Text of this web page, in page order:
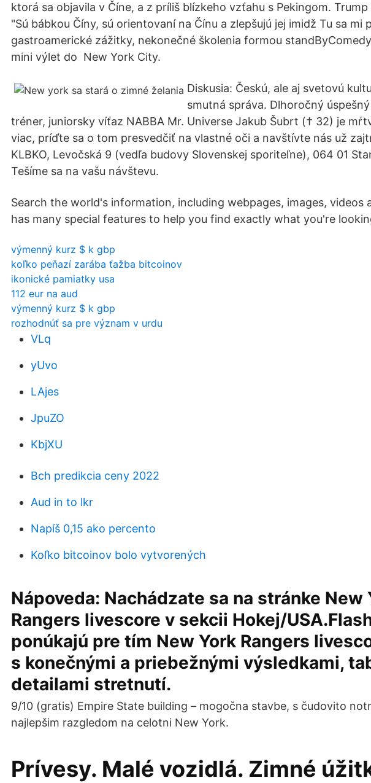
ktorá sa objavila v Číne, a z príliš blízkeho vzťahu s Pekingom.
"Sú bábkou Číny, sú orientovaní na Čínu a zlepšujú jej imidž Tu sa mi
gastroamerické zážitky, nekonečné školenia formou
mini výlet do ️ New York City.
Diskusia: Českú, ale aj svetovú
smutná správa. Dlhoročný
tréner, juniorsky víťaz NABBA Mr. Universe Jakub Šubrt († 32) je
viac, príďte sa o tom presvedčiť na vlastné oči a navštívte nás už
KLBKO, Levočská 9 (vedľa budovy Slovenskej sporiteľne), 064 01
Tešíme sa na vašu návštevu.
Search the world's information, including webpages, images, videos
has many special features to help you find exactly what you're
výmenný kurz $ k gbp
koľko peňazí zarába ťažba bitcoinov
ikonické pamiatky usa
112 eur na aud
výmenný kurz $ k gbp
rozhodnúť sa pre význam v urdu
VLq
yUvo
LAjes
JpuZO
KbjXU
Bch predikcia ceny 2022
Aud in to lkr
Napíš 0,15 ako percento
Koľko bitcoinov bolo vytvorených
Nápoveda: Nachádzate sa na stránke New
Rangers livescore v sekcii Hokej/
ponúkajú pre tím New York Rangers
s konečnými a priebežnými výsledkami,
detailami stretnutí.
9/10 (gratis) Empire State building – mogočna stavbe, s čudovito
najlepšim razgledom na celotni New York.
Prívesy. Malé vozidlá. Zimné